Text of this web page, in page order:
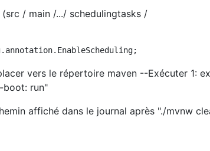
/ main /.../ schedulingtasks /
vers le répertoire maven --Exécuter 1:
boot: run"
affiché dans le journal après "./mvnw